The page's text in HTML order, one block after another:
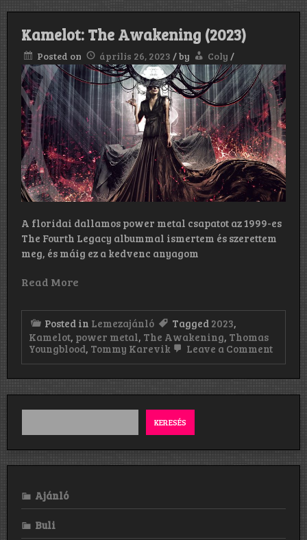
Kamelot: The Awakening (2023)
Posted on április 26, 2023 /by Coly /
A floridai dallamos power metal csapatot az 1999-es
The Fourth Legacy albummal ismertem és szerettem
meg, és máig ez a kedvenc anyagom
Read More
Posted in Lemezajánló Tagged 2023,
Kamelot, power metal, The Awakening, Thomas
Youngblood, Tommy Karevik Leave a Commenton
(2023)
KERESÉS
Ajánló
Buli